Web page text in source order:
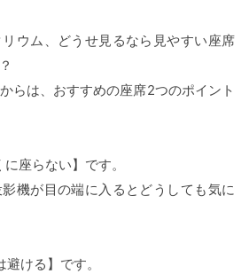
ウム、どうせ見るなら見やすい座席
らは、おすすめの座席2つのポイント
座らない】です。
機が目の端に入るとどうしても気に
ける】です。